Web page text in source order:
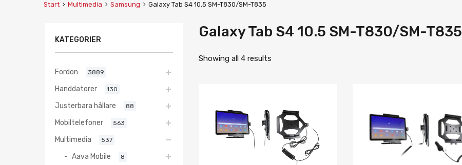
Start Multimedia Samsung Galaxy Tab S4 10.5 SM-T830/SM-T835
Galaxy Tab S4 10.5 SM-T830/SM-T835
Showing all 4 results
KATEGORIER
Fordon 3889
Handdatorer 130
Justerbara hållare 88
Mobiltelefoner 563
Multimedia 537
Aava Mobile 8